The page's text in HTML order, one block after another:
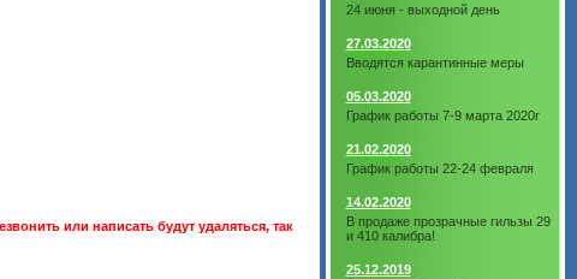
или написать будут удаляться, так
24 июня - выходной день
27.03.2020
Вводятся карантинные меры
05.03.2020
График работы 7-9 марта 2020г
21.02.2020
График работы 22-24 февраля
14.02.2020
В продаже прозрачные гильзы 29
и 410 калибра!
25.12.2019